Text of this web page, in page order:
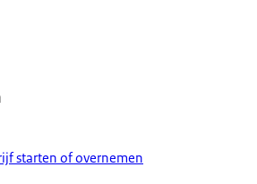
starten of overnemen